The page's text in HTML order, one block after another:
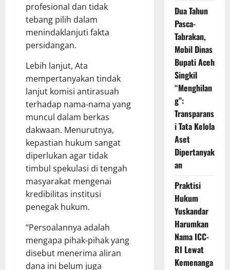
profesional dan tidak
tebang pilih dalam
menindaklanjuti fakta
persidangan.
Lebih lanjut, Ata
mempertanyakan tindak
lanjut komisi antirasuah
terhadap nama-nama yang
muncul dalam berkas
dakwaan. Menurutnya,
kepastian hukum sangat
diperlukan agar tidak
timbul spekulasi di tengah
masyarakat mengenai
kredibilitas institusi
penegak hukum.
“Persoalannya adalah
mengapa pihak-pihak yang
disebut menerima aliran
dana ini belum juga
Dua Tahun
Pasca-
Tabrakan,
Mobil Dinas
Bupati Aceh
Singkil
“Menghilan
g”:
Transparans
i Tata Kelola
Aset
Dipertanyak
an
Praktisi
Hukum
Yuskandar
Harumkan
Nama ICC-
RI Lewat
Kemenanga